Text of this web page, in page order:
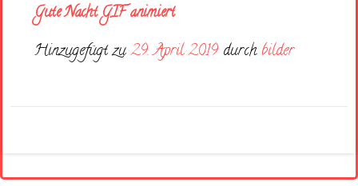
Gute Nacht GIF animiert
Hinzugefügt zu29. April 2019 durch bilder